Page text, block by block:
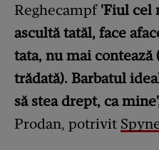
Reghecampf 'Fiul cel
ascultă tatăl, face
tata, nu mai contează
trădată). Barbatul
să stea drept, ca
Prodan, potrivit